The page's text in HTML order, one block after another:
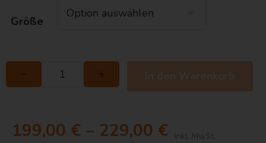
Größe
199,00 € – 229,00 €